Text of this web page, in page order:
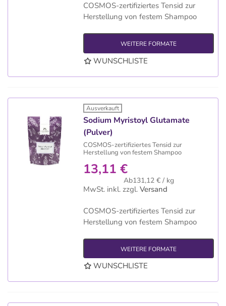
COSMOS-zertifiziertes Tensid zur
Herstellung von festem Shampoo
WEITERE FORMATE
WUNSCHLISTE
Ausverkauft
Sodium Myristoyl Glutamate
(Pulver)
COSMOS-zertifiziertes Tensid zur
Herstellung von festem Shampoo
13,11 €
Ab131,12 € / kg
MwSt. inkl. zzgl. Versand
COSMOS-zertifiziertes Tensid zur
Herstellung von festem Shampoo
WEITERE FORMATE
WUNSCHLISTE